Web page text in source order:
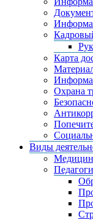
Карта
Охрана
Виды